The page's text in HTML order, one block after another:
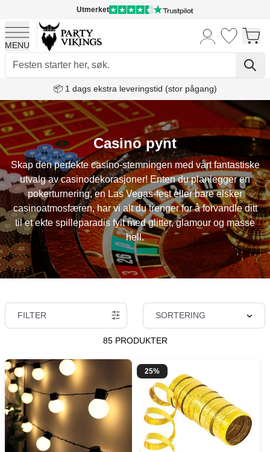
Utmerket
MENU
📦 1 dags ekstra leveringstid (stor pågang)
Skip to Content
Casino pynt
Skap den perfekte casino-stemningen med vårt fantastiske
utvalg av casinodekorasjoner! Enten du planlegger en
pokerturnering, en Las Vegas-fest eller bare elsker
casinoatmosfæren, har vi alt du trenger for å forvandle ditt
til et ekte spilleparadis fylt med glitter, glamour og masse
hell.
FILTER SORTERING
85 PRODUKTER
25%